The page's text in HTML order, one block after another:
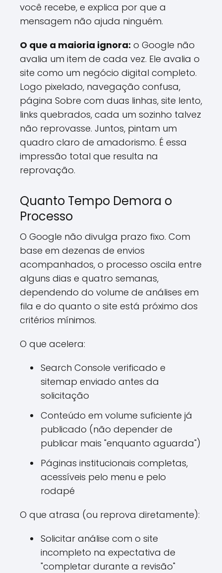
você recebe, e explica por que a
mensagem não ajuda ninguém.
O que a maioria ignora: o Google não
avalia um item de cada vez. Ele avalia o
site como um negócio digital completo.
Logo pixelado, navegação confusa,
página Sobre com duas linhas, site lento,
links quebrados, cada um sozinho talvez
não reprovasse. Juntos, pintam um
quadro claro de amadorismo. É essa
impressão total que resulta na
reprovação.
Quanto Tempo Demora o
Processo
O Google não divulga prazo fixo. Com
base em dezenas de envios
acompanhados, o processo oscila entre
alguns dias e quatro semanas,
dependendo do volume de análises em
fila e do quanto o site está próximo dos
critérios mínimos.
O que acelera:
Search Console verificado e
sitemap enviado antes da
solicitação
Conteúdo em volume suficiente já
publicado (não depender de
publicar mais "enquanto aguarda")
Páginas institucionais completas,
acessíveis pelo menu e pelo
rodapé
O que atrasa (ou reprova diretamente):
Solicitar análise com o site
incompleto na expectativa de
"completar durante a revisão"